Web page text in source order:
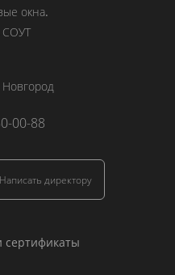
окна.
СОУТ
00-88
Написать директору